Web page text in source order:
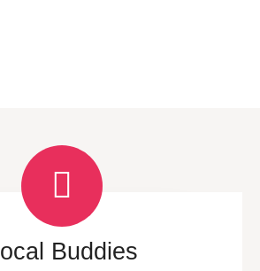
Buddies